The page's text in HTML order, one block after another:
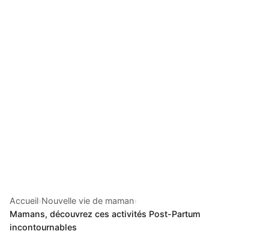
Accueil›Nouvelle vie de maman›
Mamans, découvrez ces activités Post-Partum
incontournables